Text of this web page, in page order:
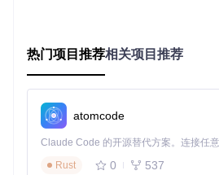
方案：操作系统抽象接口(ACI)
针对不同系统特性，Agent-S设计了
和WindowsOSACI三类抽象接口，将
企业借此实现全球分支机构的标准化IT
热门项目推荐相关项目推荐
atomcode
Rust
0 537